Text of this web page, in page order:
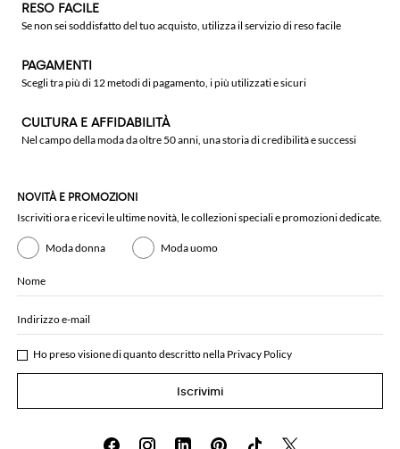
RESO FACILE
Se non sei soddisfatto del tuo acquisto, utilizza il servizio di reso facile
PAGAMENTI
Scegli tra più di 12 metodi di pagamento, i più utilizzati e sicuri
CULTURA E AFFIDABILITÀ
Nel campo della moda da oltre 50 anni, una storia di credibilità e successi
NOVITÀ E PROMOZIONI
Iscriviti ora e ricevi le ultime novità, le collezioni speciali e promozioni dedicate.
Moda donna Moda uomo
Nome
Indirizzo e-mail
Ho preso visione di quanto descritto nella Privacy Policy
Iscrivimi